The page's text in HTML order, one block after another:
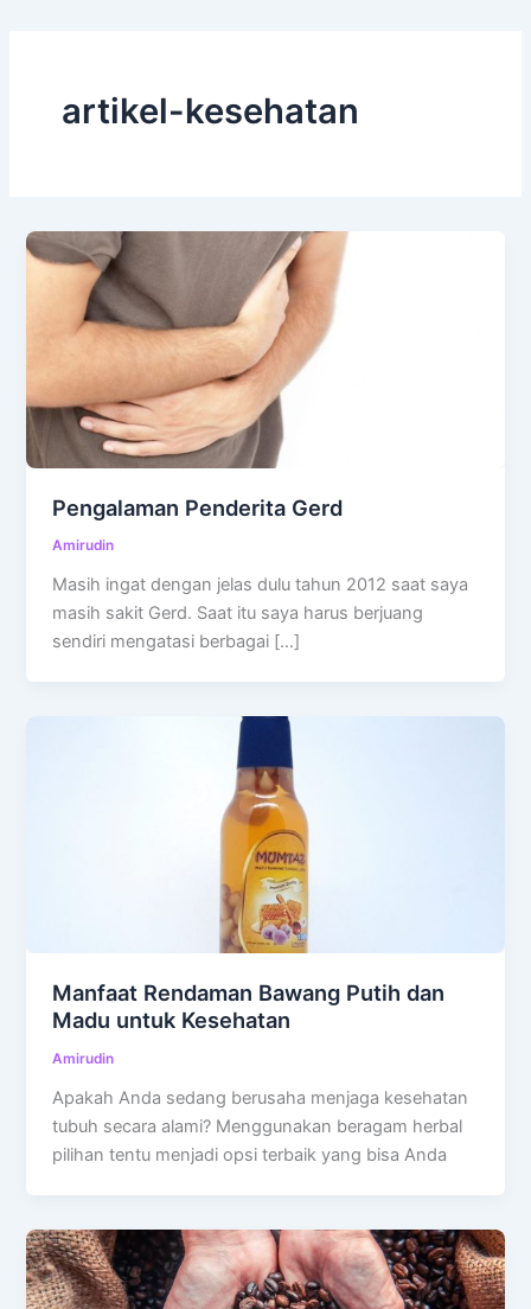
artikel-kesehatan
Pengalaman Penderita Gerd
Amirudin
Masih ingat dengan jelas dulu tahun 2012 saat saya
masih sakit Gerd. Saat itu saya harus berjuang
sendiri mengatasi berbagai […]
Manfaat Rendaman Bawang Putih dan
Madu untuk Kesehatan
Amirudin
Apakah Anda sedang berusaha menjaga kesehatan
tubuh secara alami? Menggunakan beragam herbal
pilihan tentu menjadi opsi terbaik yang bisa Anda